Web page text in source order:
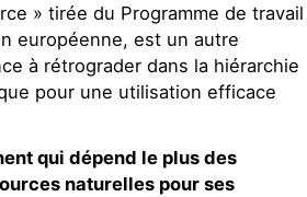
» tirée du Programme de travail
européenne, est un autre
à rétrograder dans la hiérarchie
pour une utilisation efficace
qui dépend le plus des
naturelles pour ses